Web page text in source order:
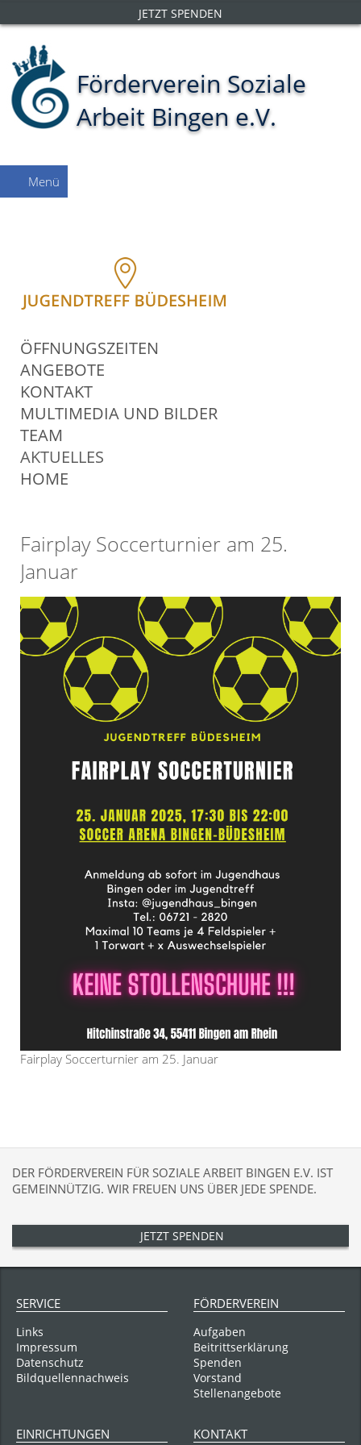
JETZT SPENDEN
Förderverein Soziale
Arbeit Bingen e.V.
Menü
NAVIGATION
ÜBERSPRINGEN
ÖFFNUNGSZEITEN
ANGEBOTE
KONTAKT
MULTIMEDIA UND BILDER
TEAM
AKTUELLES
HOME
Fairplay Soccerturnier am 25.
Januar
Fairplay Soccerturnier am 25. Januar
DER FÖRDERVEREIN FÜR SOZIALE ARBEIT BINGEN E.V. IST
GEMEINNÜTZIG. WIR FREUEN UNS ÜBER JEDE SPENDE.
JETZT SPENDEN
SERVICE
Navigation
überspringen
Links
Impressum
Datenschutz
Bildquellennachweis
FÖRDERVEREIN
Navigation
überspringen
Aufgaben
Beitrittserklärung
Spenden
Vorstand
Stellenangebote
EINRICHTUNGEN KONTAKT